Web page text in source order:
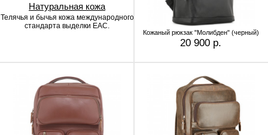
Натуральная кожа
Телячья и бычья кожа международного
стандарта выделки EAC.
Кожаный рюкзак "Молибден" (черный)
20 900 р.